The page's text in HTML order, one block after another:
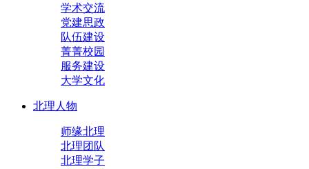
学术交流
党建思政
队伍建设
菁菁校园
服务建设
大学文化
北理人物
师缘北理
北理团队
北理学子